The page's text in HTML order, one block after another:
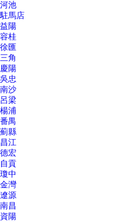
河池
駐馬店
益陽
容桂
徐匯
三角
慶陽
吳忠
南沙
呂梁
楊浦
番禺
薊縣
昌江
德宏
自貢
瓊中
金灣
遼源
南昌
資陽